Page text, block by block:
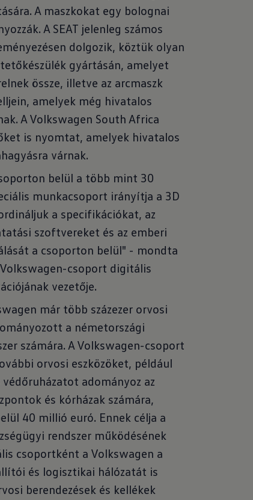
A maszkokat egy bolognai
A SEAT jelenleg számos
dolgozik, köztük olyan
gyártásán, amelyet
össze, illetve az arcmaszk
amelyek még hivatalos
A Volkswagen South Africa
is nyomtat, amelyek hivatalos
várnak.
belül a több mint 30
munkacsoport irányítja a 3D
a specifikációkat, az
szoftvereket és az emberi
a csoporton belül" - mondta
Volkswagen-csoport digitális
vezetője.
már több százezer orvosi
a németországi
számára. A Volkswagen-csoport
orvosi eszközöket, például
adományoz az
és kórházak számára,
40 millió euró. Ennek célja a
rendszer működésének
csoportként a Volkswagen a
és logisztikai hálózatát is
berendezések és kellékek